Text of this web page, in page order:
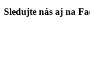
Sledujte nás aj na